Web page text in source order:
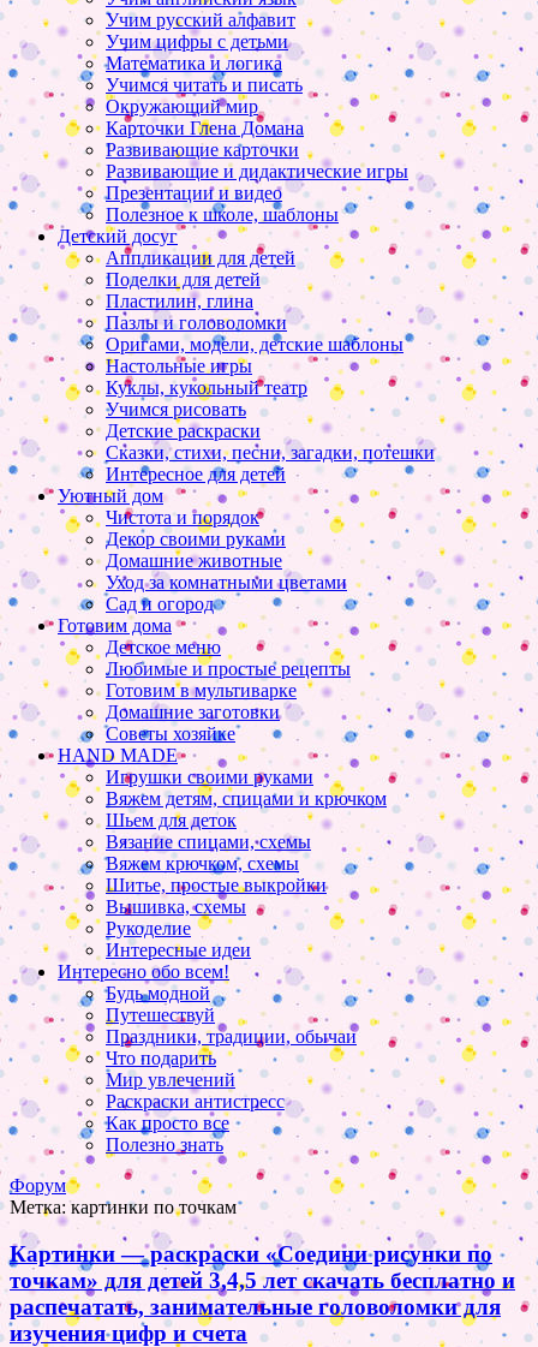
Учим русский алфавит
Учим цифры с детьми
Математика и логика
Учимся читать и писать
Окружающий мир
Карточки Глена Домана
Развивающие карточки
Развивающие и дидактические игры
Презентации и видео
Полезное к школе, шаблоны
Детский досуг
Аппликации для детей
Поделки для детей
Пластилин, глина
Пазлы и головоломки
Оригами, модели, детские шаблоны
Настольные игры
Куклы, кукольный театр
Учимся рисовать
Детские раскраски
Сказки, стихи, песни, загадки, потешки
Интересное для детей
Уютный дом
Чистота и порядок
Декор своими руками
Домашние животные
Уход за комнатными цветами
Сад и огород
Готовим дома
Детское меню
Любимые и простые рецепты
Готовим в мультиварке
Домашние заготовки
Советы хозяйке
HAND MADE
Игрушки своими руками
Вяжем детям, спицами и крючком
Шьем для деток
Вязание спицами, схемы
Вяжем крючком, схемы
Шитье, простые выкройки
Вышивка, схемы
Рукоделие
Интересные идеи
Интересно обо всем!
Будь модной
Путешествуй
Праздники, традиции, обычаи
Что подарить
Мир увлечений
Раскраски антистресс
Как просто все
Полезно знать
Форум
Метка:картинки по точкам
Картинки — раскраски «Соедини рисунки по
точкам» для детей 3,4,5 лет скачать бесплатно и
распечатать, занимательные головоломки для
изучения цифр и счета